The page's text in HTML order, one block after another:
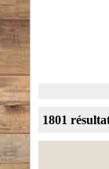
1801